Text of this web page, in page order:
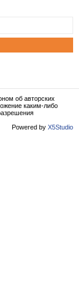
об авторских
каким-либо
Powered by X5Studio